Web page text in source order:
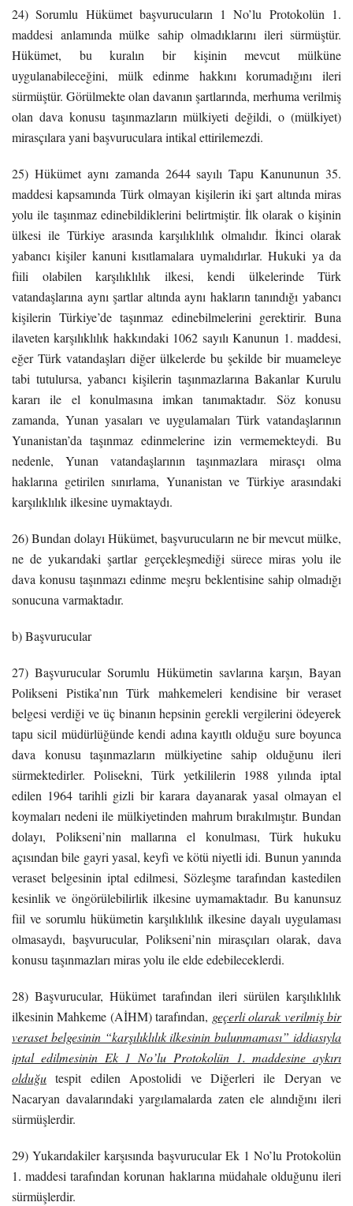
24) Sorumlu Hükümet başvurucuların 1 No’lu Protokolün 1.
maddesi anlamında mülke sahip olmadıklarını ileri sürmüştür.
Hükümet, bu kuralın bir kişinin mevcut mülküne
uygulanabileceğini, mülk edinme hakkını korumadığını ileri
sürmüştür. Görülmekte olan davanın şartlarında, merhuma verilmiş
olan dava konusu taşınmazların mülkiyeti değildi, o (mülkiyet)
mirasçılara yani başvuruculara intikal ettirilemezdi.
25) Hükümet aynı zamanda 2644 sayılı Tapu Kanununun 35.
maddesi kapsamında Türk olmayan kişilerin iki şart altında miras
yolu ile taşınmaz edinebildiklerini belirtmiştir. İlk olarak o kişinin
ülkesi ile Türkiye arasında karşılıklılık olmalıdır. İkinci olarak
yabancı kişiler kanuni kısıtlamalara uymalıdırlar. Hukuki ya da
fiili olabilen karşılıklılık ilkesi, kendi ülkelerinde Türk
vatandaşlarına aynı şartlar altında aynı hakların tanındığı yabancı
kişilerin Türkiye’de taşınmaz edinebilmelerini gerektirir. Buna
ilaveten karşılıklılık hakkındaki 1062 sayılı Kanunun 1. maddesi,
eğer Türk vatandaşları diğer ülkelerde bu şekilde bir muameleye
tabi tutulursa, yabancı kişilerin taşınmazlarına Bakanlar Kurulu
kararı ile el konulmasına imkan tanımaktadır. Söz konusu
zamanda, Yunan yasaları ve uygulamaları Türk vatandaşlarının
Yunanistan’da taşınmaz edinmelerine izin vermemekteydi. Bu
nedenle, Yunan vatandaşlarının taşınmazlara mirasçı olma
haklarına getirilen sınırlama, Yunanistan ve Türkiye arasındaki
karşılıklılık ilkesine uymaktaydı.
26) Bundan dolayı Hükümet, başvurucuların ne bir mevcut mülke,
ne de yukarıdaki şartlar gerçekleşmediği sürece miras yolu ile
dava konusu taşınmazı edinme meşru beklentisine sahip olmadığı
sonucuna varmaktadır.
b) Başvurucular
27) Başvurucular Sorumlu Hükümetin savlarına karşın, Bayan
Polikseni Pistika’nın Türk mahkemeleri kendisine bir veraset
belgesi verdiği ve üç binanın hepsinin gerekli vergilerini ödeyerek
tapu sicil müdürlüğünde kendi adına kayıtlı olduğu sure boyunca
dava konusu taşınmazların mülkiyetine sahip olduğunu ileri
sürmektedirler. Polisekni, Türk yetkililerin 1988 yılında iptal
edilen 1964 tarihli gizli bir karara dayanarak yasal olmayan el
koymaları nedeni ile mülkiyetinden mahrum bırakılmıştır. Bundan
dolayı, Polikseni’nin mallarına el konulması, Türk hukuku
açısından bile gayri yasal, keyfi ve kötü niyetli idi. Bunun yanında
veraset belgesinin iptal edilmesi, Sözleşme tarafından kastedilen
kesinlik ve öngörülebilirlik ilkesine uymamaktadır. Bu kanunsuz
fiil ve sorumlu hükümetin karşılıklılık ilkesine dayalı uygulaması
olmasaydı, başvurucular, Polikseni’nin mirasçıları olarak, dava
konusu taşınmazları miras yolu ile elde edebileceklerdi.
28) Başvurucular, Hükümet tarafından ileri sürülen karşılıklılık
ilkesinin Mahkeme (AİHM) tarafından, geçerli olarak verilmiş bir
veraset belgesinin “karşılıklılık ilkesinin bulunmaması” iddiasıyla
iptal edilmesinin Ek 1 No’lu Protokolün 1. maddesine aykırı
olduğu tespit edilen Apostolidi ve Diğerleri ile Deryan ve
Nacaryan davalarındaki yargılamalarda zaten ele alındığını ileri
sürmüşlerdir.
29) Yukarıdakiler karşısında başvurucular Ek 1 No’lu Protokolün
1. maddesi tarafından korunan haklarına müdahale olduğunu ileri
sürmüşlerdir.